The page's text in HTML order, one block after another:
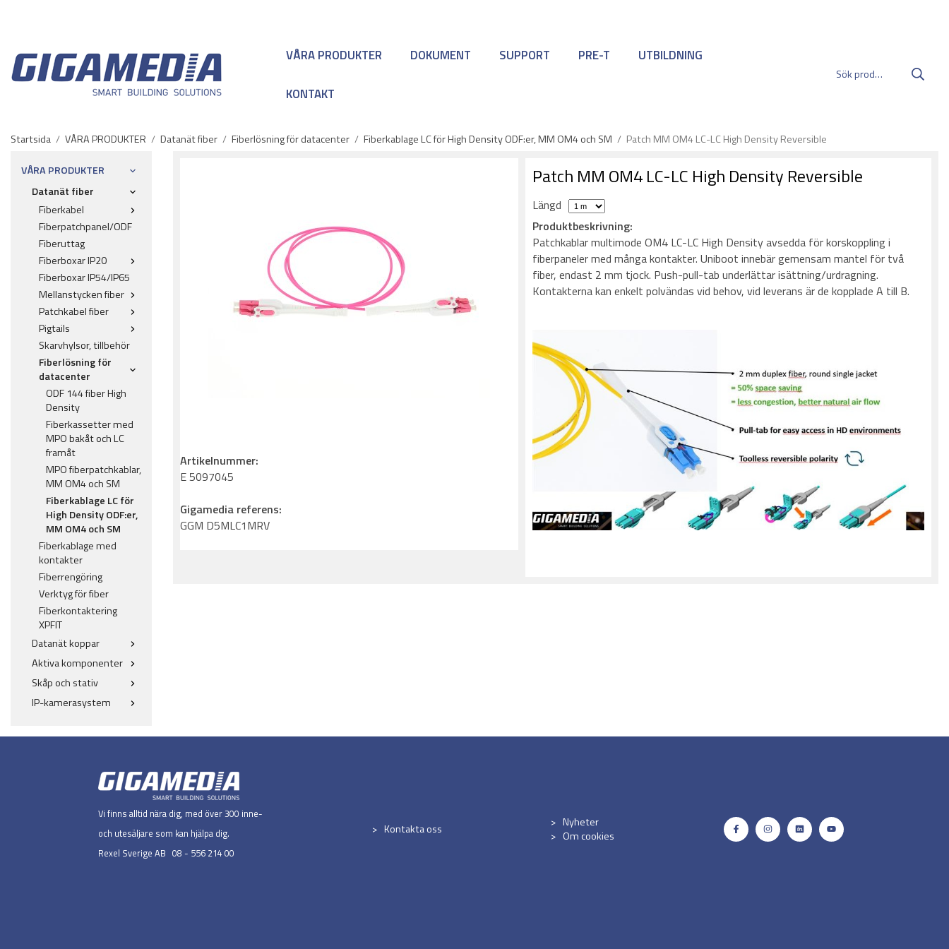
VÅRA PRODUKTER DOKUMENT SUPPORT PRE-T UTBILDNING
KONTAKT
Startsida / VÅRA PRODUKTER / Datanät fiber / Fiberlösning för datacenter / Fiberkablage LC för High Density ODF:er, MM OM4 och SM / Patch MM OM4 LC-LC High Density Reversible
VÅRA PRODUKTER
Datanät fiber
Fiberkabel
Fiberpatchpanel/ODF
Fiberuttag
Fiberboxar IP20
Fiberboxar IP54/IP65
Mellanstycken fiber
Patchkabel fiber
Pigtails
Skarvhylsor, tillbehör
Fiberlösning för
datacenter
ODF 144 fiber High
Density
Fiberkassetter med
MPO bakåt och LC
framåt
MPO fiberpatchkablar,
MM OM4 och SM
Fiberkablage LC för
High Density ODF:er,
MM OM4 och SM
Fiberkablage med
kontakter
Fiberrengöring
Verktyg för fiber
Fiberkontaktering
XPFIT
Datanät koppar
Aktiva komponenter
Skåp och stativ
IP-kamerasystem
Patch MM OM4 LC-LC High Density Reversible
Längd
Produktbeskrivning:
Patchkablar multimode OM4 LC-LC High Density avsedda för korskoppling i
fiberpaneler med många kontakter. Uniboot innebär gemensam mantel för två
fiber, endast 2 mm tjock. Push-pull-tab underlättar isättning/urdragning.
Kontakterna kan enkelt polvändas vid behov, vid leverans är de kopplade A till B.
Artikelnummer:
E 5097045
Gigamedia referens:
GGM D5MLC1MRV
Vi finns alltid nära dig, med över 300 inne-
och utesäljare som kan hjälpa dig.
Rexel Sverige AB 08 - 556 214 00
Kontakta oss
Nyheter
Om cookies